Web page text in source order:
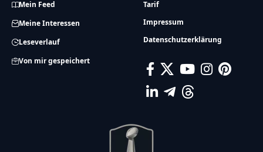
Mein Feed
Meine Interessen
Leseverlauf
Von mir gespeichert
Tarif
Impressum
Datenschutzerklärung